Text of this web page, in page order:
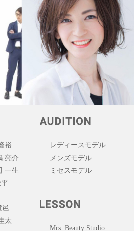
裕
亮介
一生
邑
太
レディースモデル
メンズモデル
ミセスモデル
Mrs. Beauty Studio